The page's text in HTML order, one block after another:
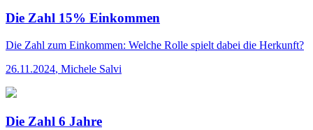
Die Zahl 15% Einkommen
Die Zahl zum Einkommen: Welche Rolle spielt dabei die Herkunft?
26.11.2024, Michele Salvi
Die Zahl 6 Jahre